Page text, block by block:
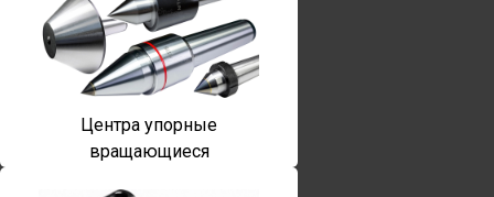
Центра упорные
вращающиеся